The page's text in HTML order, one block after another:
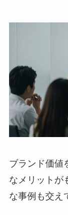
ブランド価値
なメリットが
な事例も交え